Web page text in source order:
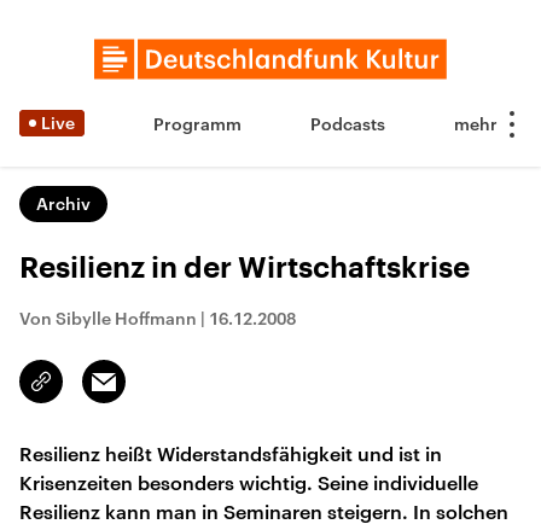
Live Programm Podcasts
Archiv
Resilienz in der Wirtschaftskrise
Von Sibylle Hoffmann | 16.12.2008
Link
kopieren/teilen
Email
Resilienz heißt Widerstandsfähigkeit und ist in
Krisenzeiten besonders wichtig. Seine individuelle
Resilienz kann man in Seminaren steigern. In solchen